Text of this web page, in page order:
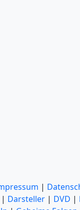
|
| Darsteller | DVD |